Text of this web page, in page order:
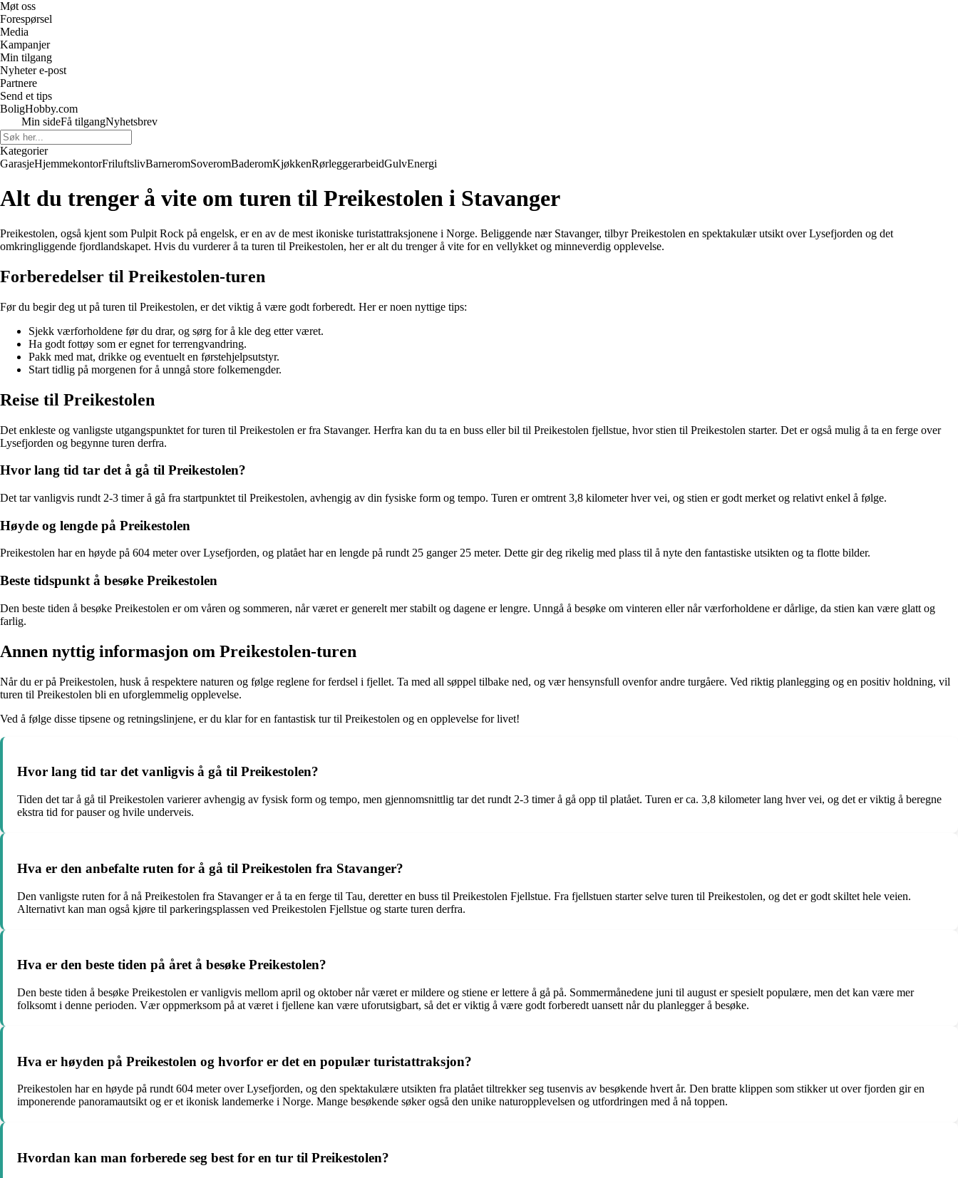
Møt oss
Forespørsel
Media
Kampanjer
Min tilgang
Nyheter e-post
Partnere
Send et tips
BoligHobby.com
Min sideFå tilgangNyhetsbrev
Kategorier
GarasjeHjemmekontorFriluftslivBarneromSoveromBaderomKjøkkenRørleggerarbeidGulvEnergi
Alt du trenger å vite om turen til Preikestolen i Stavanger
Preikestolen, også kjent som Pulpit Rock på engelsk, er en av de mest ikoniske turistattraksjonene i Norge. Beliggende nær Stavanger, tilbyr Preikestolen en spektakulær utsikt over Lysefjorden og det
omkringliggende fjordlandskapet. Hvis du vurderer å ta turen til Preikestolen, her er alt du trenger å vite for en vellykket og minneverdig opplevelse.
Forberedelser til Preikestolen-turen
Før du begir deg ut på turen til Preikestolen, er det viktig å være godt forberedt. Her er noen nyttige tips:
Sjekk værforholdene før du drar, og sørg for å kle deg etter været.
Ha godt fottøy som er egnet for terrengvandring.
Pakk med mat, drikke og eventuelt en førstehjelpsutstyr.
Start tidlig på morgenen for å unngå store folkemengder.
Reise til Preikestolen
Det enkleste og vanligste utgangspunktet for turen til Preikestolen er fra Stavanger. Herfra kan du ta en buss eller bil til Preikestolen fjellstue, hvor stien til Preikestolen starter. Det er også mulig å ta en ferge over
Lysefjorden og begynne turen derfra.
Hvor lang tid tar det å gå til Preikestolen?
Det tar vanligvis rundt 2-3 timer å gå fra startpunktet til Preikestolen, avhengig av din fysiske form og tempo. Turen er omtrent 3,8 kilometer hver vei, og stien er godt merket og relativt enkel å følge.
Høyde og lengde på Preikestolen
Preikestolen har en høyde på 604 meter over Lysefjorden, og platået har en lengde på rundt 25 ganger 25 meter. Dette gir deg rikelig med plass til å nyte den fantastiske utsikten og ta flotte bilder.
Beste tidspunkt å besøke Preikestolen
Den beste tiden å besøke Preikestolen er om våren og sommeren, når været er generelt mer stabilt og dagene er lengre. Unngå å besøke om vinteren eller når værforholdene er dårlige, da stien kan være glatt og
farlig.
Annen nyttig informasjon om Preikestolen-turen
Når du er på Preikestolen, husk å respektere naturen og følge reglene for ferdsel i fjellet. Ta med all søppel tilbake ned, og vær hensynsfull ovenfor andre turgåere. Ved riktig planlegging og en positiv holdning, vil
turen til Preikestolen bli en uforglemmelig opplevelse.
Ved å følge disse tipsene og retningslinjene, er du klar for en fantastisk tur til Preikestolen og en opplevelse for livet!
Hvor lang tid tar det vanligvis å gå til Preikestolen?
Tiden det tar å gå til Preikestolen varierer avhengig av fysisk form og tempo, men gjennomsnittlig tar det rundt 2-3 timer å gå opp til platået. Turen er ca. 3,8 kilometer lang hver vei, og det er viktig å beregne
ekstra tid for pauser og hvile underveis.
Hva er den anbefalte ruten for å gå til Preikestolen fra Stavanger?
Den vanligste ruten for å nå Preikestolen fra Stavanger er å ta en ferge til Tau, deretter en buss til Preikestolen Fjellstue. Fra fjellstuen starter selve turen til Preikestolen, og det er godt skiltet hele veien.
Alternativt kan man også kjøre til parkeringsplassen ved Preikestolen Fjellstue og starte turen derfra.
Hva er den beste tiden på året å besøke Preikestolen?
Den beste tiden å besøke Preikestolen er vanligvis mellom april og oktober når været er mildere og stiene er lettere å gå på. Sommermånedene juni til august er spesielt populære, men det kan være mer
folksomt i denne perioden. Vær oppmerksom på at været i fjellene kan være uforutsigbart, så det er viktig å være godt forberedt uansett når du planlegger å besøke.
Hva er høyden på Preikestolen og hvorfor er det en populær turistattraksjon?
Preikestolen har en høyde på rundt 604 meter over Lysefjorden, og den spektakulære utsikten fra platået tiltrekker seg tusenvis av besøkende hvert år. Den bratte klippen som stikker ut over fjorden gir en
imponerende panoramautsikt og er et ikonisk landemerke i Norge. Mange besøkende søker også den unike naturopplevelsen og utfordringen med å nå toppen.
Hvordan kan man forberede seg best for en tur til Preikestolen?